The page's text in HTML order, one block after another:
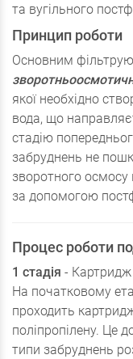
та вугільного
Принцип роботи
Основним
якої необхідно
вода, що
стадію
забруднень не
зворотного осмосу
за допомогою
Процес роботи
1 стадія -
На початковому
проходить
поліпропілену. Це
типи забруднень